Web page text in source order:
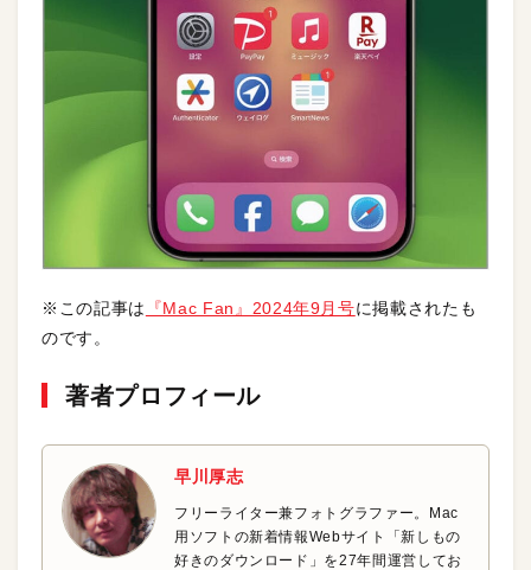
※この記事は 『Mac Fan』2024年9月号に掲載されたも
のです。
著者プロフィール
早川厚志
フリーライター兼フォトグラファー。Mac
用ソフトの新着情報Webサイト「新しもの
好きのダウンロード」を27年間運営してお